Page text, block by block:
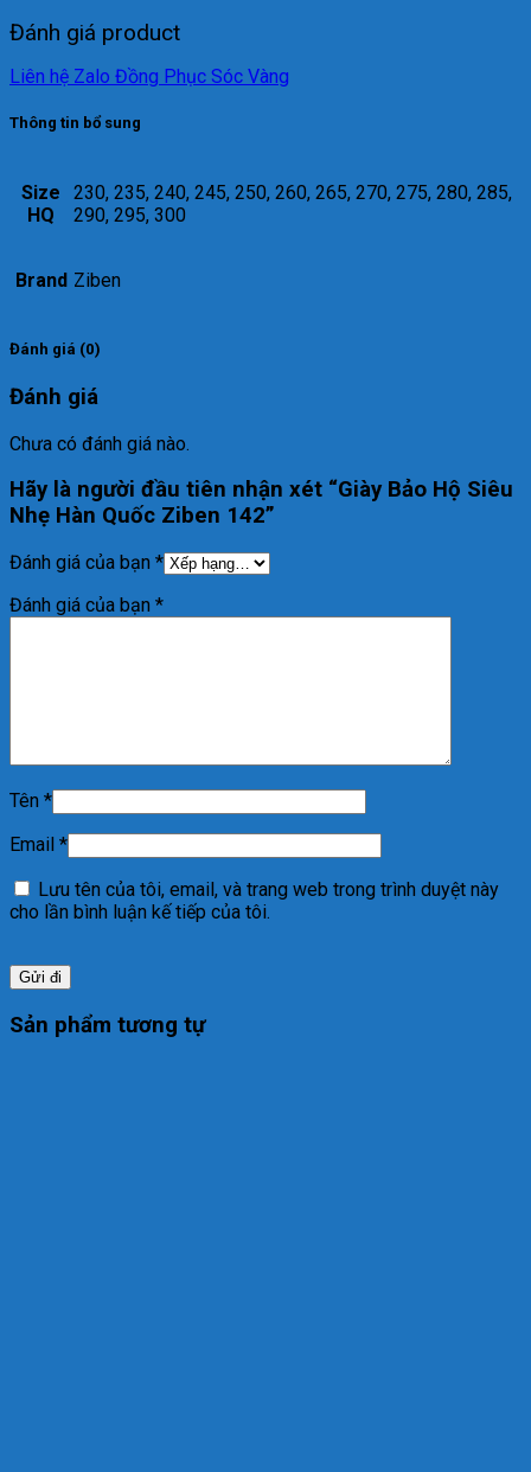
Đánh giá product
Liên hệ Zalo Đồng Phục Sóc Vàng
Thông tin bổ sung
Size
HQ
230, 235, 240, 245, 250, 260, 265, 270, 275, 280, 285,
290, 295, 300
Brand Ziben
Đánh giá (0)
Đánh giá
Chưa có đánh giá nào.
Hãy là người đầu tiên nhận xét “Giày Bảo Hộ Siêu
Nhẹ Hàn Quốc Ziben 142”
Đánh giá của bạn *
Đánh giá của bạn *
Tên *
Email *
Lưu tên của tôi, email, và trang web trong trình duyệt này
cho lần bình luận kế tiếp của tôi.
Sản phẩm tương tự